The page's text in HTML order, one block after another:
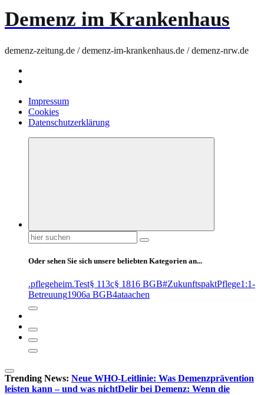
Demenz im Krankenhaus
demenz-zeitung.de / demenz-im-krankenhaus.de / demenz-nrw.de
Impressum
Cookies
Datenschutzerklärung
Suchen
nach:
Oder sehen Sie sich unsere beliebten Kategorien an...
.pflegeheim.Test§ 113c§ 1816 BGB#ZukunftspaktPflege1:1-
Betreuung1906a BGB4ataachen
Trending News: Neue WHO-Leitlinie: Was Demenzprävention
leisten kann – und was nichtDelir bei Demenz: Wenn die